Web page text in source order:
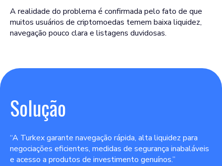
A realidade do problema é confirmada pelo fato de que
muitos usuários de criptomoedas temem baixa liquidez,
navegação pouco clara e listagens duvidosas.
Solução
“A Turkex garante navegação rápida, alta liquidez para
negociações eficientes, medidas de segurança inabaláveis
e acesso a produtos de investimento genuínos.”